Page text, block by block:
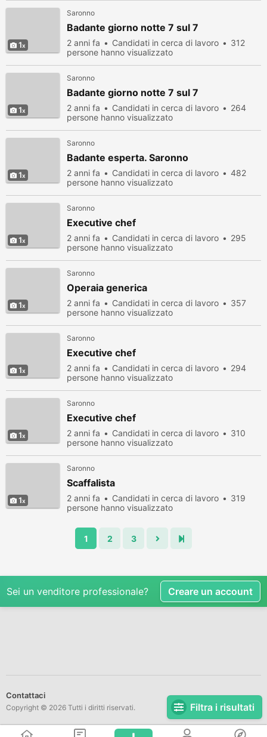
Filtra i risultati
1
Saronno
Badante giorno notte 7 sul 7
2 anni fa Candidati in cerca di lavoro
312
persone hanno visualizzato
1
Saronno
Badante giorno notte 7 sul 7
2 anni fa Candidati in cerca di lavoro
264
persone hanno visualizzato
1
Saronno
Badante esperta. Saronno
2 anni fa Candidati in cerca di lavoro
482
persone hanno visualizzato
1
Saronno
Executive chef
2 anni fa Candidati in cerca di lavoro
295
persone hanno visualizzato
1
Saronno
Operaia generica
2 anni fa Candidati in cerca di lavoro
357
persone hanno visualizzato
1
Saronno
Executive chef
2 anni fa Candidati in cerca di lavoro
294
persone hanno visualizzato
1
Saronno
Executive chef
2 anni fa Candidati in cerca di lavoro
310
persone hanno visualizzato
1
Saronno
Scaffalista
2 anni fa Candidati in cerca di lavoro
319
persone hanno visualizzato
1 2 3
Sei un venditore professionale? Creare un account
Contattaci
Copyright © 2026 Tutti i diritti riservati.